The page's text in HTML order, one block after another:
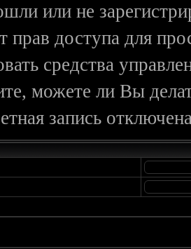
или не
прав доступа для
средства
можете ли Вы
запись